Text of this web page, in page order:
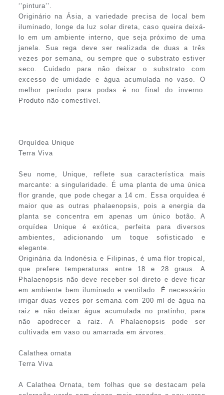
‘’pintura’’.
Originário na Ásia, a variedade precisa de local bem
iluminado, longe da luz solar direta, caso queira deixá-
lo em um ambiente interno, que seja próximo de uma
janela. Sua rega deve ser realizada de duas a três
vezes por semana, ou sempre que o substrato estiver
seco. Cuidado para não deixar o substrato com
excesso de umidade e água acumulada no vaso. O
melhor período para podas é no final do inverno.
Produto não comestível.
Orquídea Unique
Terra Viva
Seu nome, Unique, reflete sua característica mais
marcante: a singularidade. É uma planta de uma única
flor grande, que pode chegar a 14 cm. Essa orquídea é
maior que as outras phalaenopsis, pois a energia da
planta se concentra em apenas um único botão. A
orquídea Unique é exótica, perfeita para diversos
ambientes, adicionando um toque sofisticado e
elegante.
Originária da Indonésia e Filipinas, é uma flor tropical,
que prefere temperaturas entre 18 e 28 graus. A
Phalaenopsis não deve receber sol direto e deve ficar
em ambiente bem iluminado e ventilado. É necessário
irrigar duas vezes por semana com 200 ml de água na
raiz e não deixar água acumulada no pratinho, para
não apodrecer a raiz. A Phalaenopsis pode ser
cultivada em vaso ou amarrada em árvores.
Calathea ornata
Terra Viva
A Calathea Ornata, tem folhas que se destacam pela